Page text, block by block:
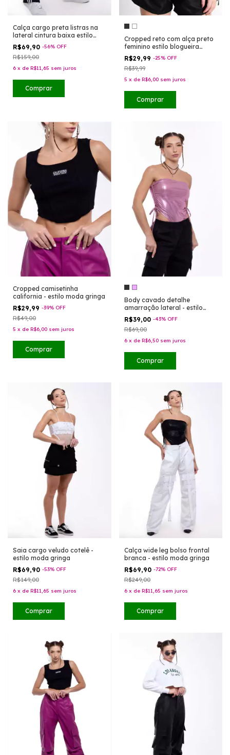
Calça cargo preta listras na
lateral cintura baixa estilo
moda gringa
R$69,90 -56% OFF
R$159,00
6 x de R$11,65 sem juros
Comprar
Cropped reto com alça preto
feminino estilo blogueira
tumblr
R$29,99 -25% OFF
R$39,99
5 x de R$6,00 sem juros
Comprar
Cropped camisetinha
california - estilo moda gringa
R$29,99 -39% OFF
R$49,00
5 x de R$6,00 sem juros
Comprar
Body cavado detalhe
amarração lateral - estilo
moda gringa
R$39,00 -43% OFF
R$69,00
6 x de R$6,50 sem juros
Comprar
Saia cargo veludo cotelê -
estilo moda gringa
R$69,90 -53% OFF
R$149,00
6 x de R$11,65 sem juros
Comprar
Calça wide leg bolso frontal
branca - estilo moda gringa
R$69,90 -72% OFF
R$249,00
6 x de R$11,65 sem juros
Comprar